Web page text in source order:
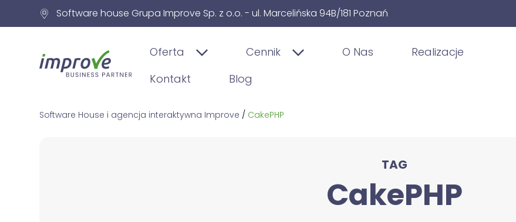
Software house Grupa Improve Sp. z o.o. - ul. Marcelińska 94B/181 Poznań
Oferta Cennik O Nas
Realizacje
Kontakt
Blog
Software House i agencja interaktywna Improve / CakePHP
TAG
CakePHP